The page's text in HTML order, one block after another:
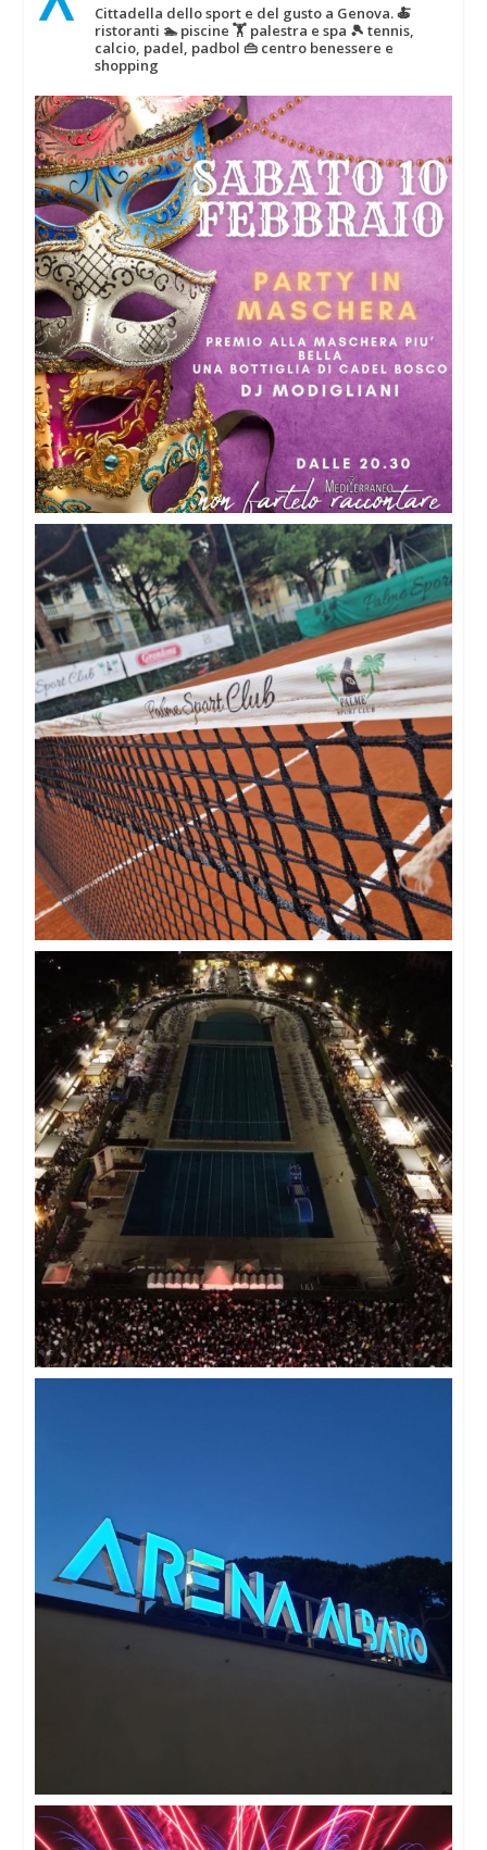
Cittadella dello sport e del gusto a Genova.🍝
ristoranti 🏊 piscine 🏋‍ palestra e spa 🎾 tennis,
calcio, padel, padbol 👜 centro benessere e
shopping